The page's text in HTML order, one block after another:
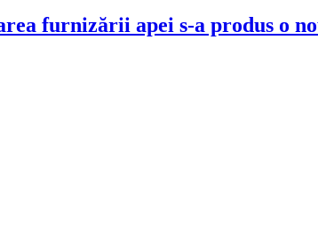
furnizării apei s-a produs o